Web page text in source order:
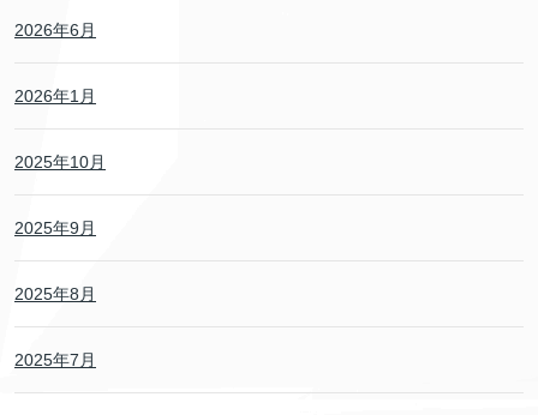
2026年6月
2026年1月
2025年10月
2025年9月
2025年8月
2025年7月